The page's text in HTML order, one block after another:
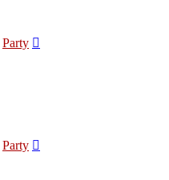
Party
Party